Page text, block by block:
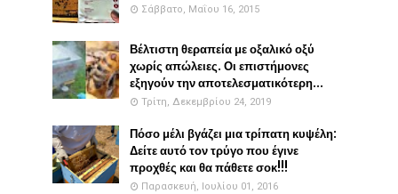
Σάββατο, Μαΐου 16, 2015
Βέλτιστη θεραπεία με οξαλικό οξύ
χωρίς απώλειες. Οι επιστήμονες
εξηγούν την αποτελεσματικότερη...
Τρίτη, Δεκεμβρίου 24, 2019
Πόσο μέλι βγάζει μια τρίπατη κυψέλη:
Δείτε αυτό τον τρύγο που έγινε
προχθές και θα πάθετε σοκ!!!
Παρασκευή, Ιουλίου 01, 2016